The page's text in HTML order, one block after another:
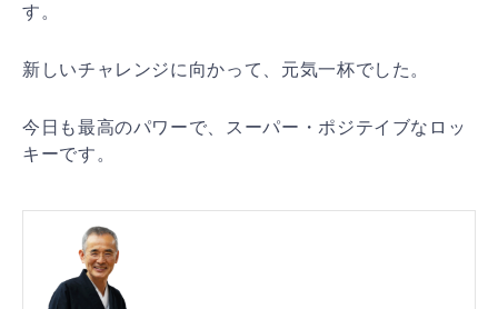
す。
新しいチャレンジに向かって、元気一杯でした。
今日も最高のパワーで、スーパー・ポジテイブなロッ
キーです。